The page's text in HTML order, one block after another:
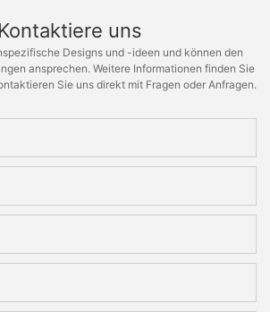
Kontaktiere uns
Designs und -ideen und können den
ansprechen. Weitere Informationen finden Sie
Sie uns direkt mit Fragen oder Anfragen.